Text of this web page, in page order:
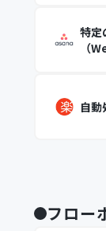
特定
（
自
フロー